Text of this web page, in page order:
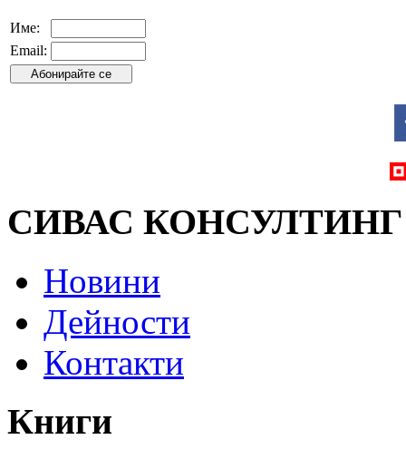
Име:
Email:
СИВАС КОНСУЛТИНГ
Новини
Дейности
Контакти
Книги